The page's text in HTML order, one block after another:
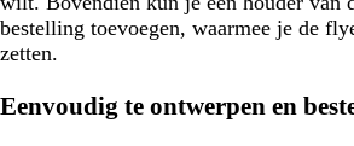
bestelling toevoegen, waarmee je de
zetten.
Eenvoudig te ontwerpen en